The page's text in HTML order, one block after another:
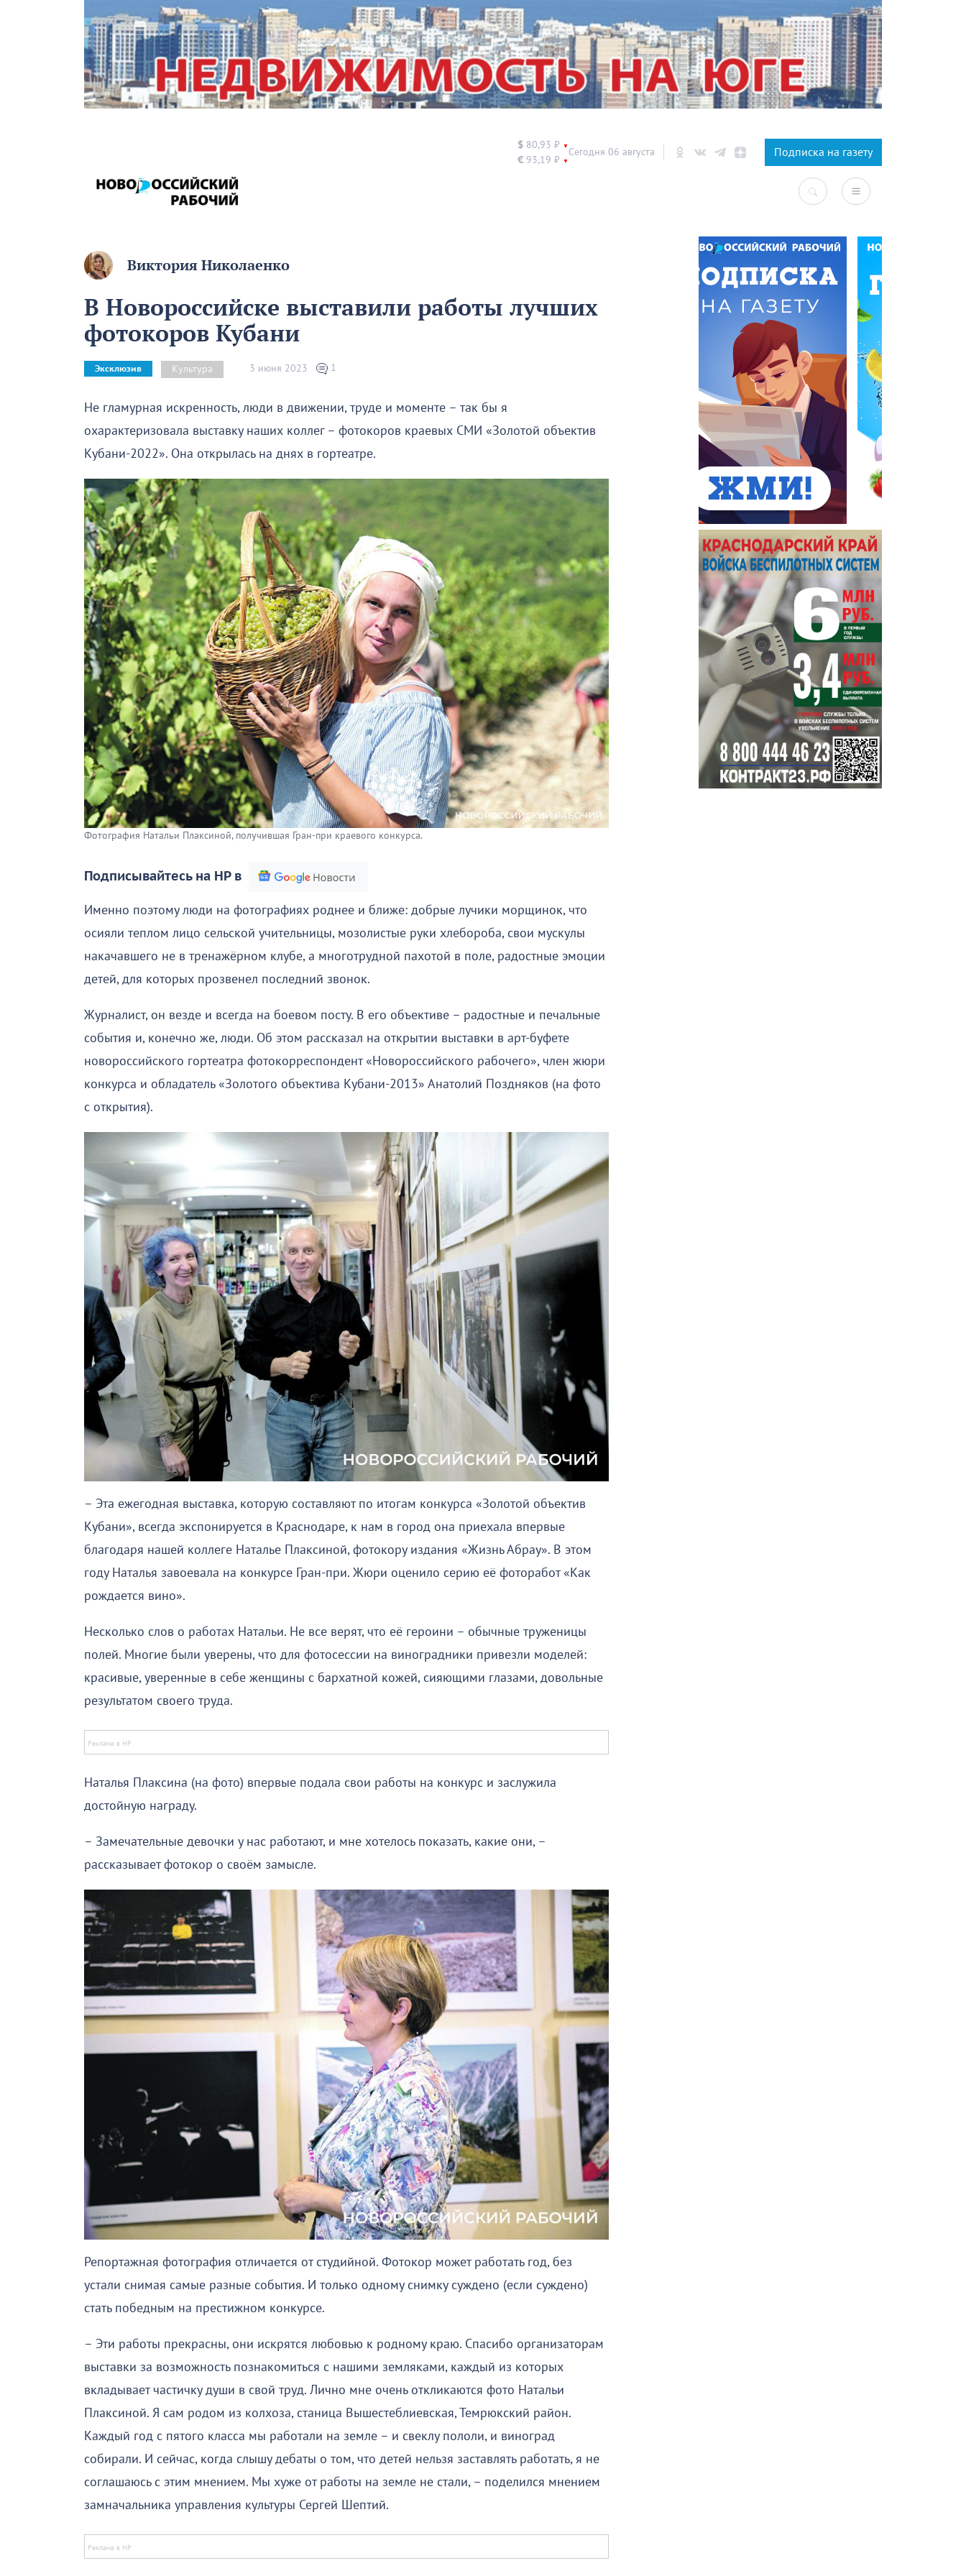
$ 80,93 ₽ ▼
€ 93,19 ₽ ▼
Сегодня 06 августа Подписка на газету
Виктория Николаенко
В Новороссийске выставили работы лучших
фотокоров Кубани
Эксклюзив Культура 3 июня 2023 1
Не гламурная искренность, люди в движении, труде и моменте – так бы я
охарактеризовала выставку наших коллег – фотокоров краевых СМИ «Золотой объектив
Кубани-2022». Она открылась на днях в гортеатре.
Фотография Натальи Плаксиной, получившая Гран-при краевого конкурса.
Подписывайтесь на НР в
Именно поэтому люди на фотографиях роднее и ближе: добрые лучики морщинок, что
осияли теплом лицо сельской учительницы, мозолистые руки хлебороба, свои мускулы
накачавшего не в тренажёрном клубе, а многотрудной пахотой в поле, радостные эмоции
детей, для которых прозвенел последний звонок.
Журналист, он везде и всегда на боевом посту. В его объективе – радостные и печальные
события и, конечно же, люди. Об этом рассказал на открытии выставки в арт-буфете
новороссийского гортеатра фотокорреспондент «Новороссийского рабочего», член жюри
конкурса и обладатель «Золотого объектива Кубани-2013» Анатолий Поздняков (на фото
с открытия).
– Эта ежегодная выставка, которую составляют по итогам конкурса «Золотой объектив
Кубани», всегда экспонируется в Краснодаре, к нам в город она приехала впервые
благодаря нашей коллеге Наталье Плаксиной, фотокору издания «Жизнь Абрау». В этом
году Наталья завоевала на конкурсе Гран-при. Жюри оценило серию её фоторабот «Как
рождается вино».
Несколько слов о работах Натальи. Не все верят, что её героини – обычные труженицы
полей. Многие были уверены, что для фотосессии на виноградники привезли моделей:
красивые, уверенные в себе женщины с бархатной кожей, сияющими глазами, довольные
результатом своего труда.
Наталья Плаксина (на фото) впервые подала свои работы на конкурс и заслужила
достойную награду.
– Замечательные девочки у нас работают, и мне хотелось показать, какие они, –
рассказывает фотокор о своём замысле.
Репортажная фотография отличается от студийной. Фотокор может работать год, без
устали снимая самые разные события. И только одному снимку суждено (если суждено)
стать победным на престижном конкурсе.
– Эти работы прекрасны, они искрятся любовью к родному краю. Спасибо организаторам
выставки за возможность познакомиться с нашими земляками, каждый из которых
вкладывает частичку души в свой труд. Лично мне очень откликаются фото Натальи
Плаксиной. Я сам родом из колхоза, станица Вышестеблиевская, Темрюкский район.
Каждый год с пятого класса мы работали на земле – и свеклу пололи, и виноград
собирали. И сейчас, когда слышу дебаты о том, что детей нельзя заставлять работать, я не
соглашаюсь с этим мнением. Мы хуже от работы на земле не стали, – поделился мнением
замначальника управления культуры Сергей Шептий.